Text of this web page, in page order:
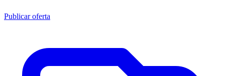
Publicar oferta